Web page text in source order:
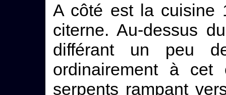
A côté est la cuisine
citerne. Au-dessus
différant un peu
ordinairement à
serpents rampant